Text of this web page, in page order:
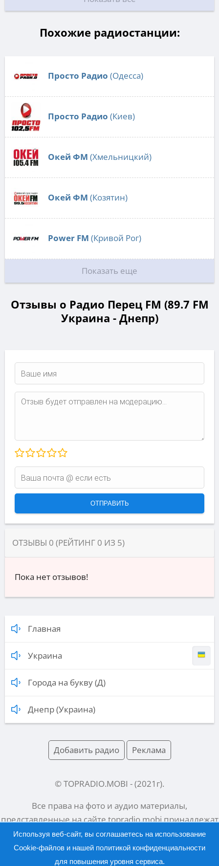
Похожие радиостанции:
Просто Радио (Одесса)
Просто Радио (Киев)
Окей ФМ (Хмельницкий)
Окей ФМ (Козятин)
Power FM (Кривой Рог)
Показать еще
Отзывы о Радио Перец FM (89.7 FM
Украина - Днепр)
ОТЗЫВЫ 0 (РЕЙТИНГ 0 ИЗ 5)
Пока нет отзывов!
Главная
Украина
Города на букву (Д)
Днепр (Украина)
Добавить радио Реклама
© TOPRADIO.MOBI - (2021 г).
Все права на фото и аудио материалы,
представленные на сайтеtopradio.mobiпринадлежат
их законным владельцам.
Используя веб-сайт, вы соглашаетесь на использование
Cookie-файлов и нашей политикой конфиденциальности
для повышения уровня сервиса.